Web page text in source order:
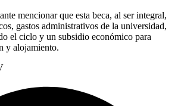
mencionar que esta beca, al ser integral,
gastos administrativos de la universidad,
el ciclo y un subsidio económico para
y alojamiento.